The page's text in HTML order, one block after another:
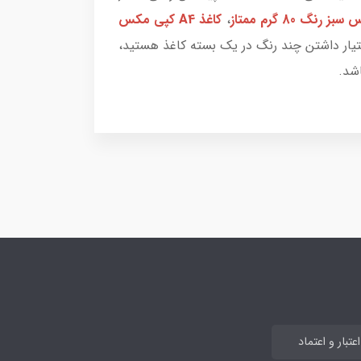
،
کاغذ A4 کپی مکس
داشتن چند رنگ در یک بسته کاغذ هستید،
و اعتماد